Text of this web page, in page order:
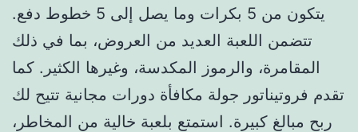
يتكون من 5 بكرات وما يصل إلى 5 خطوط دفع.
تتضمن اللعبة العديد من العروض، بما في ذلك
المقامرة، والرموز المكدسة، وغيرها الكثير. كما
تقدم فروتيناتور جولة مكافأة دورات مجانية تتيح لك
ربح مبالغ كبيرة. استمتع بلعبة خالية من المخاطر،